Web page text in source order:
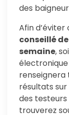
des
Afin
conseillé
semaine,
électronique
résultats
des testeurs
trouverez